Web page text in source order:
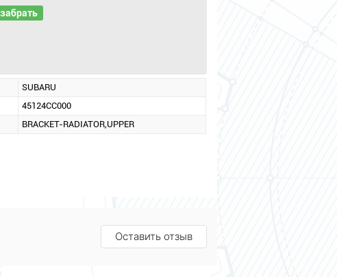
SUBARU
45124CC000
BRACKET-RADIATOR,UPPER
Оставить отзыв